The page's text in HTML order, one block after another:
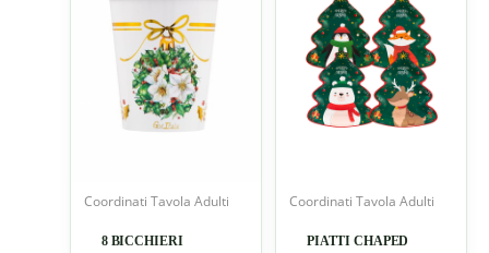
Coordinati Tavola Adulti
8 BICCHIERI
Coordinati Tavola Adulti
PIATTI CHAPED